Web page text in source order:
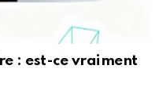
: est-ce vraiment